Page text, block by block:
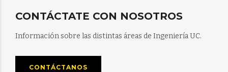
CONTÁCTATE CON NOSOTROS
Información sobre las distintas áreas de Ingeniería UC.
CONTÁCTANOS